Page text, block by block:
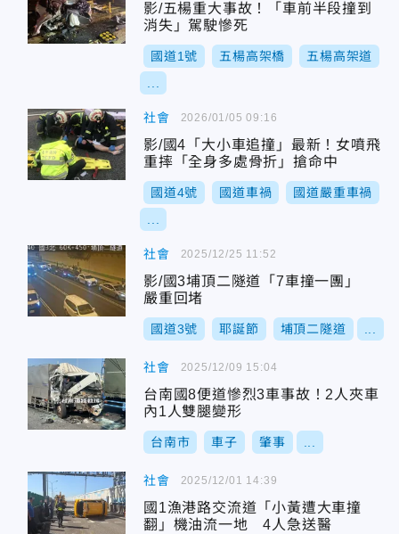
影/五楊重大事故！「車前半段撞到
消失」駕駛慘死
國道1號 五楊高架橋 五楊高架道
社會
影/國4「大小車追撞」最新！女噴飛
重摔「全身多處骨折」搶命中
國道4號 國道車禍 國道嚴重車禍
2026/01/05 09:16
社會
影/國3埔頂二隧道「7車撞一團」
嚴重回堵
國道3號 耶誕節 埔頂二隧道
2025/12/25 11:52
社會
台南國8便道慘烈3車事故！2人夾車
內1人雙腿變形
台南市 車子 肇事
2025/12/09 15:04
社會
國1漁港路交流道「小黃遭大車撞
翻」機油流一地 4人急送醫
2025/12/01 14:39